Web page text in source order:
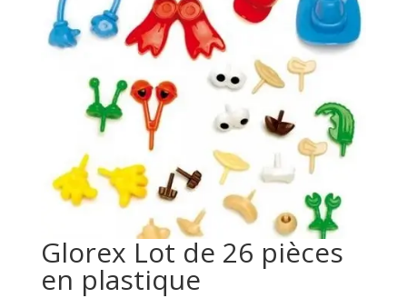
Glorex Lot de 26 pièces
en plastique